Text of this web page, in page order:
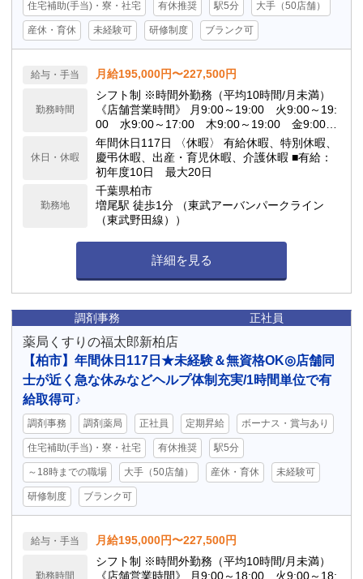
住宅補助(手当)・寮・社宅 有休推奨 駅5分 大手（50店舗）
産休・育休 未経験可 研修制度 ブランク可
給与・手当 月給195,000円〜227,500円
勤務時間
シフト制 ※時間外勤務（平均10時間/月未満）
《店舗営業時間》 月9:00～19:00 火9:00～19:
00 水9:00～17:00 木9:00～19:00 金9:00～
19:00 土9:00～15:00 日定休日
休日・休暇
年間休日117日 〈休暇〉 有給休暇、特別休暇、
慶弔休暇、出産・育児休暇、介護休暇 ■有給：
初年度10日 最大20日
勤務地
千葉県柏市
増尾駅 徒歩1分 （東武アーバンパークライン
（東武野田線））
詳細を見る
調剤事務 正社員
薬局くすりの福太郎新柏店
【柏市】年間休日117日★未経験＆無資格OK◎店舗同
士が近く急な休みなどヘルプ体制充実/1時間単位で有
給取得可♪
調剤事務 調剤薬局 正社員 定期昇給 ボーナス・賞与あり
住宅補助(手当)・寮・社宅 有休推奨 駅5分
～18時までの職場 大手（50店舗） 産休・育休 未経験可
研修制度 ブランク可
給与・手当 月給195,000円〜227,500円
勤務時間
シフト制 ※時間外勤務（平均10時間/月未満）
《店舗営業時間》 月9:00～18:00 火9:00～18: